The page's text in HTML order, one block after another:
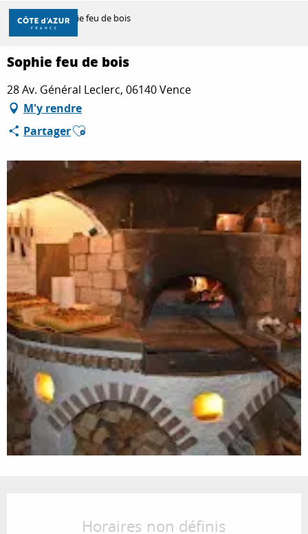
Aller
contenu
principal
DÉCOUVRIR
À FAIRE
SÉJOURNER
Accueil Sophie feu de bois
Sophie feu de bois
28 Av. Général Leclerc, 06140 Vence
M'y rendre
PartagerAjouter aux favoris
Horaires non définis